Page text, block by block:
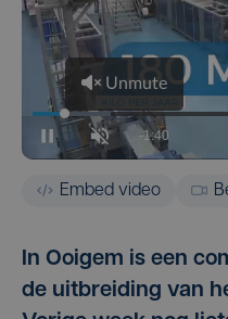
Embed video
In Ooigem is een
de uitbreiding van